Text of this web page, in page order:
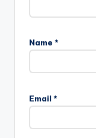
Name *
Email *